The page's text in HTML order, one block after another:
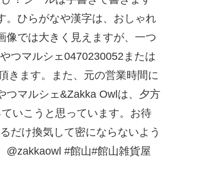
。ひらがなや漢字は、おしゃれ
では大きく見えますが、一つ
つマルシェ0470230052または
きます。また、元の営業時間に
つマルシェ&Zakka Owlは、夕方
いこうと思っています。お待
だけ換気して密にならないよう
@zakkaowl #館山#館山雑貨屋